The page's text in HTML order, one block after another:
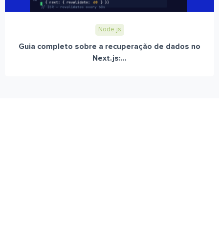
Node.js
Guia completo sobre a recuperação de dados no
Next.js:...